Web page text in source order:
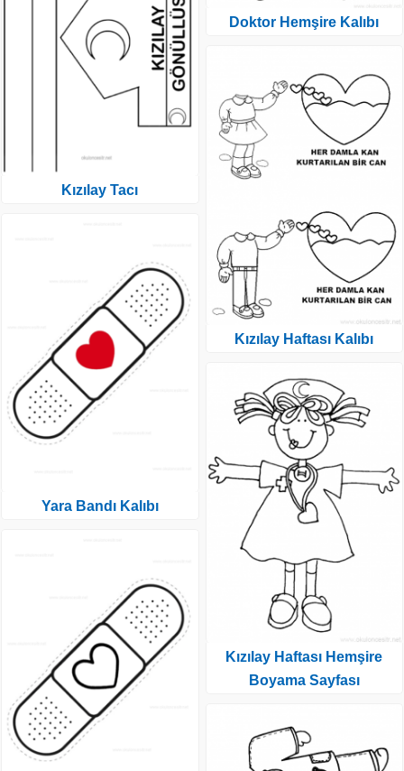
Kızılay Tacı
Yara Bandı Kalıbı
Doktor Hemşire Kalıbı
Kızılay Haftası Kalıbı
Kızılay Haftası Hemşire
Boyama Sayfası